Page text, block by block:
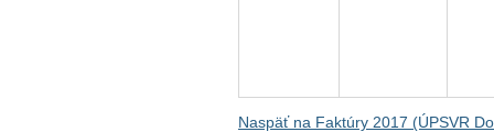
Naspäť na Faktúry 2017 (ÚPSVR